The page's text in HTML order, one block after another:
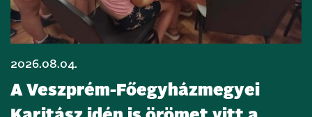
2026.08.04.
A Veszprém-Főegyházmegyei